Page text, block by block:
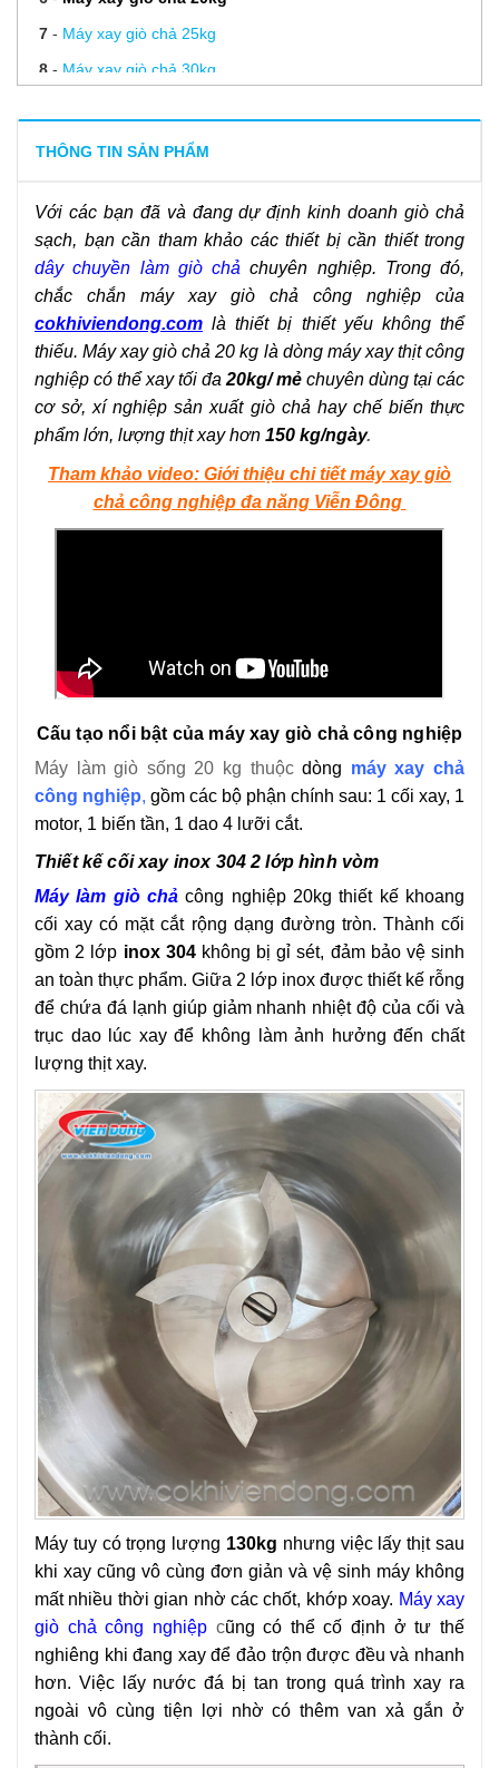
7- Máy xay giò chả 25kg
8- Máy xay giò chả 30kg
-
Dây chuyền sản xuất giò chả
12-Lưỡi dao trộn quết chả cá
13-Lưỡi dao đánh chà bông
14- Biến tần máy xay giò
THÔNG TIN SẢN PHẨM
Với các bạn đã và đang dự định kinh doanh giò chả
sạch, bạn cần tham khảo các thiết bị cần thiết trong
dây chuyền làm giò chả chuyên nghiệp. Trong đó,
chắc chắn máy xay giò chả
công nghiệp của
cokhiviendong.com là thiết bị thiết yếu không thể
thiếu. Máy xay giò chả 20 kg là dòng máy xay thịt công
nghiệp có thể xay tối đa 20kg/ mẻ chuyên dùng tại các
cơ sở, xí nghiệp sản xuất giò chả hay chế biến thực
phẩm lớn, lượng thịt xay hơn 150 kg/ngày.
Tham khảo video: Giới thiệu chi tiết máy xay giò
chả công nghiệp đa năng Viễn Đông
Cấu tạo nổi bật của máy xay giò chả công nghiệp
Máy làm giò sống 20 kg thuộcdòng máy xay chả
công nghiệp, gồm các bộ phận chính sau: 1 cối xay, 1
motor, 1 biến tần, 1 dao 4 lưỡi cắt.
Thiết kế cối xay inox 304 2 lớp hình vòm
Máy làm giò chả công nghiệp 20kg thiết kế khoang
cối xay có mặt cắt rộng dạng đường tròn. Thành cối
gồm 2 lớp inox 304không bị gỉ sét, đảm bảo vệ sinh
an toàn thực phẩm. Giữa 2 lớp inox được thiết kế rỗng
để chứa đá lạnh giúp giảm nhanh nhiệt độ của cối và
trục dao lúc xay để không làm ảnh hưởng đến chất
lượng thịt xay.
Máy tuy có trọng lượng 130kg nhưng việc lấy thịt sau
khi xay cũng vô cùng đơn giản và vệ sinh máy không
mất nhiều thời gian nhờ các chốt, khớp xoay. Máy xay
giò chả công nghiệpcũng có thể cố định ở tư thế
nghiêng khi đang xay để đảo trộn được đều và nhanh
hơn. Việc lấy nước đá bị tan trong quá trình xay ra
ngoài vô cùng tiện lợi nhờ có thêm van xả gắn ở
thành cối.